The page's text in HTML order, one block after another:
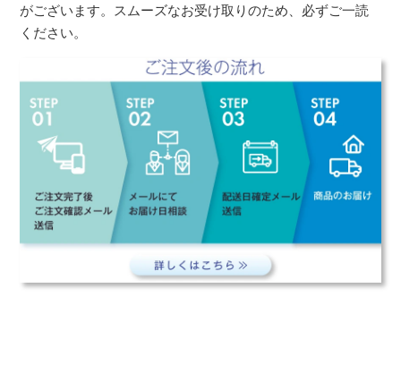
がございます。スムーズなお受け取りのため、必ずご一読
ください。